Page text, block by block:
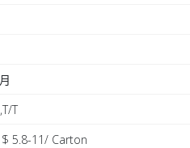
T
$ 5.8-11/ Carton